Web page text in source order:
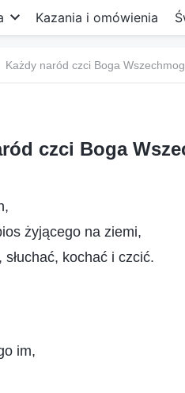
Kazania i omówienia
Każdy naród czci Boga
czci Boga
żyjącego na ziemi,
słuchać, kochać i czcić.
im,